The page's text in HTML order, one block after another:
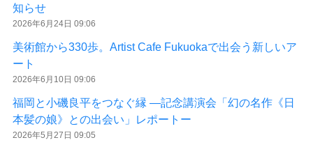
知らせ
2026年6月24日 09:06
美術館から330歩。Artist Cafe Fukuokaで出会う新しいア
ート
2026年6月10日 09:06
福岡と小磯良平をつなぐ縁 ―記念講演会「幻の名作《日
本髪の娘》との出会い」レポートー
2026年5月27日 09:05